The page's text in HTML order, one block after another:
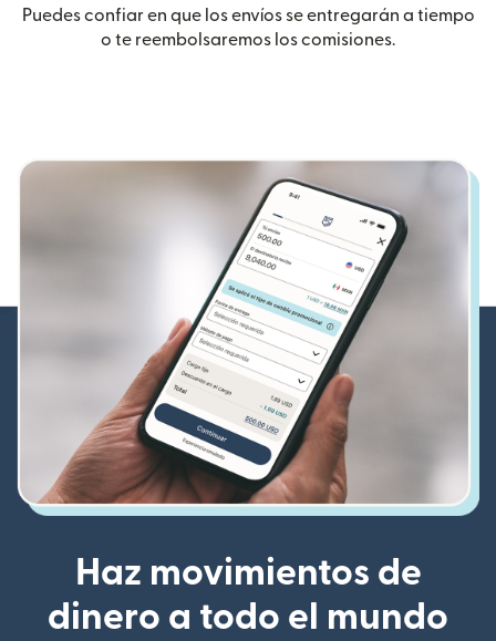
Puedes confiar en que los envíos se entregarán a tiempo
o te reembolsaremos los comisiones.
Haz movimientos de
dinero a todo el mundo